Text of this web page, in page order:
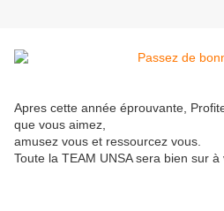
Apres cette année éprouvante,
que vous aimez,
amusez vous et ressourcez vous.
Toute la TEAM UNSA sera bien sur